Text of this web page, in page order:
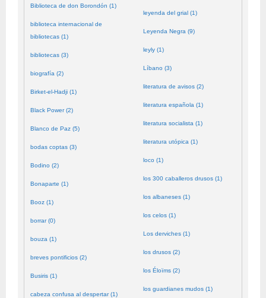
Biblioteca de don Borondón (1)
biblioteca internacional de
bibliotecas (1)
bibliotecas (3)
biografía (2)
Birket-el-Hadji (1)
Black Power (2)
Blanco de Paz (5)
bodas coptas (3)
Bodino (2)
Bonaparte (1)
Booz (1)
borrar (0)
bouza (1)
breves pontificios (2)
Busiris (1)
cabeza confusa al despertar (1)
leyenda del grial (1)
Leyenda Negra (9)
leyly (1)
Líbano (3)
literatura de avisos (2)
literatura española (1)
literatura socialista (1)
literatura utópica (1)
loco (1)
los 300 caballeros drusos (1)
los albaneses (1)
los celos (1)
Los derviches (1)
los drusos (2)
los Éloïms (2)
los guardianes mudos (1)